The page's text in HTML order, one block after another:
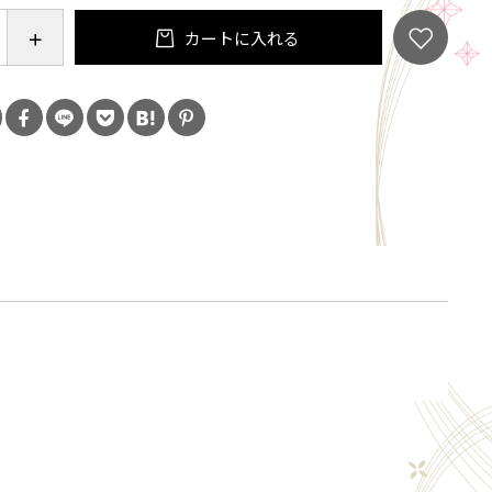
芋焼酎が好きな方
合う焼酎をお探しの方
芋焼酎をお探し方
飲酒は法律で禁止されています。当店は20歳未満
ご注文手続き」画面の「お問い合わせ欄」に、生
カートに入れる